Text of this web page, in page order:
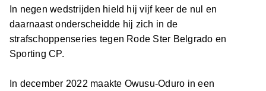
In negen wedstrijden hield hij vijf keer de nul en
daarnaast onderscheidde hij zich in de
strafschoppenseries tegen Rode Ster Belgrado en
Sporting CP.
In december 2022 maakte Owusu-Oduro in een